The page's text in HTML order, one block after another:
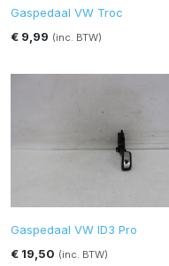
Gaspedaal VW Troc
€ 9,99 (inc. BTW)
Gaspedaal VW ID3 Pro
€ 19,50 (inc. BTW)